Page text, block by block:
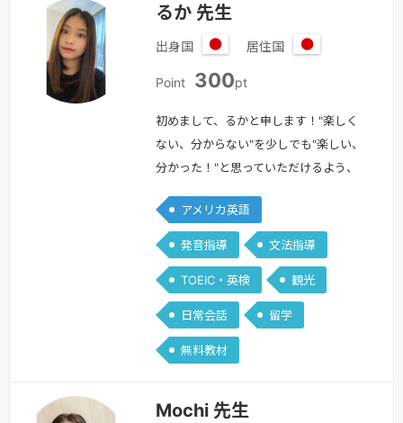
きを見る »
るか 先生
出身国
本
居住国
Point 300pt
初めまして、るかと申します！"楽しく
ない、分からない"を少しでも"楽しい、
分かった！"と思っていただけるよう、
サポートできたら良いなと思っておりま
す！【私について】プロフィールを見て
いただきありがとうございます！私は外
国語大学で主に英語を専攻し、ネイティ
ブの授業を受けたり、英語文法を分析し
理解を深める授業などを受けておりまし
た。また、卒業後は1年間アメリカの
アメリカ英語
発音指導 文法指導
TOEIC・英検 観光
日常会話 留学
無料教材
Mochi 先生